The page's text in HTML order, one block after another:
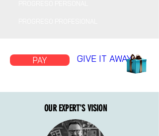
PAY GIVE IT AWAY
OUR EXPERT'S VISION